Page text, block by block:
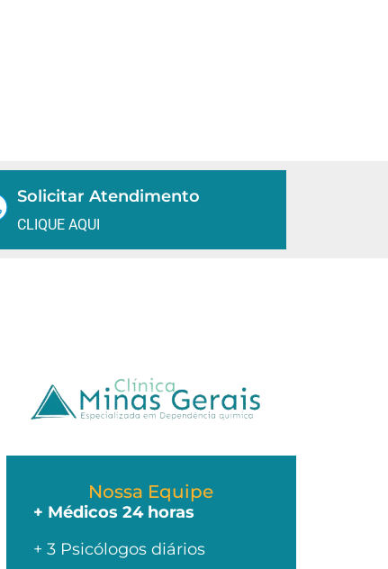
Solicitar Atendimento
CLIQUE AQUI
Nossa Equipe
+ Médicos 24 horas
+ 3 Psicólogos diários